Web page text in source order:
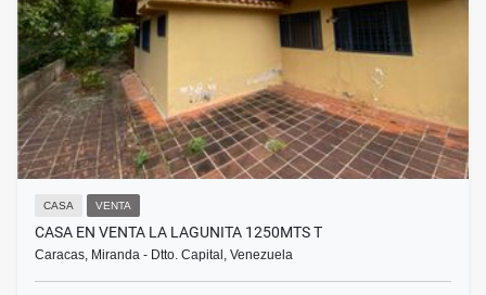
CASA VENTA
CASA EN VENTA LA LAGUNITA 1250MTS T
Caracas, Miranda - Dtto. Capital, Venezuela